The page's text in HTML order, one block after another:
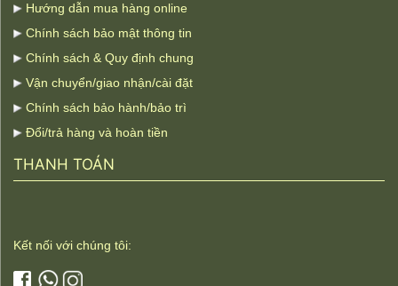
Hướng dẫn mua hàng online
Chính sách bảo mật thông tin
Chính sách & Quy định chung
Vận chuyển/giao nhận/cài đặt
Chính sách bảo hành/bảo trì
Đổi/trả hàng và hoàn tiền
THANH TOÁN
Kết nối với chúng tôi: